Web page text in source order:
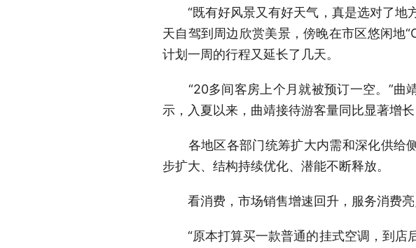
“既有好风景又有好天气，真是选对了地
天自驾到周边欣赏美景，傍晚在市区悠闲地
计划一周的行程又延长了几天。
“20多间客房上个月就被预订一空。”曲
示，入夏以来，曲靖接待游客量同比显著增
各地区各部门统筹扩大内需和深化供给
步扩大、结构持续优化、潜能不断释放。
看消费，市场销售增速回升，服务消费亮
“原本打算买一款普通的挂式空调，到店